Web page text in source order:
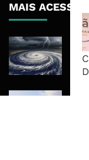
MAIS